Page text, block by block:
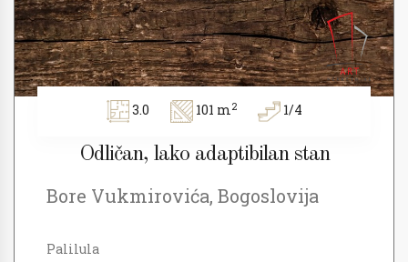
3.0 101 m2 1/4
Odličan, lako adaptibilan stan
Bore Vukmirovića, Bogoslovija
Palilula